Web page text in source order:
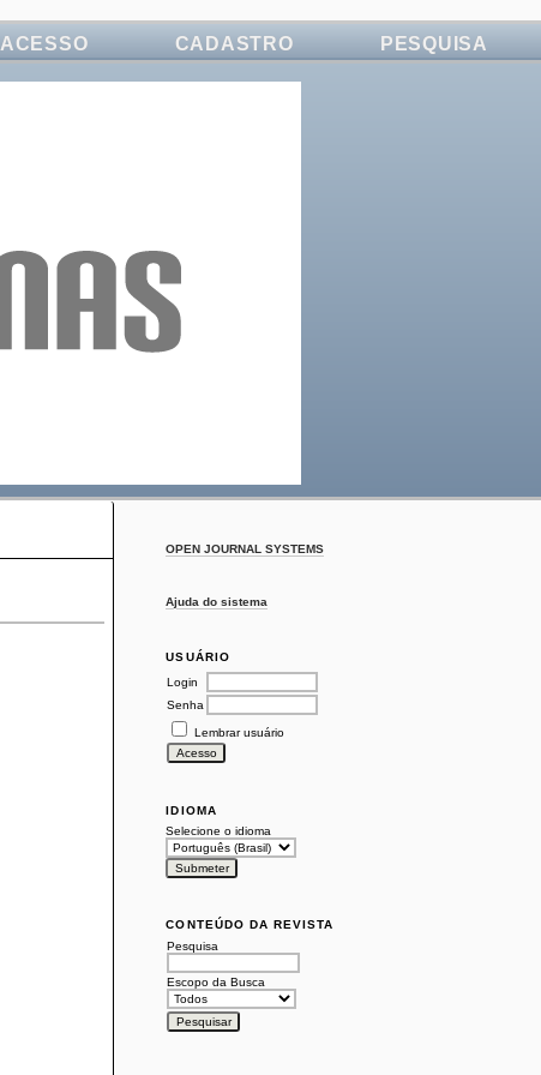
OPEN JOURNAL SYSTEMS
Ajuda do sistema
USUÁRIO
Login
Senha
Lembrar usuário
IDIOMA
Selecione o idioma
CONTEÚDO DA REVISTA
Pesquisa
Escopo da Busca
ACESSO CADASTRO PESQUISA